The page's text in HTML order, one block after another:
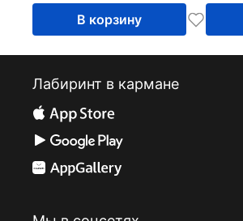
В корзину
Лабиринт в кармане